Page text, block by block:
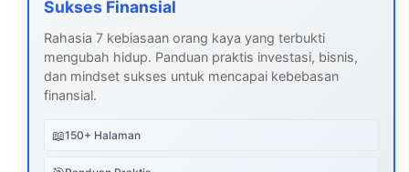
Sukses Finansial
Rahasia 7 kebiasaan orang kaya yang terbukti
mengubah hidup. Panduan praktis investasi, bisnis,
dan mindset sukses untuk mencapai kebebasan
finansial.
📖150+ Halaman